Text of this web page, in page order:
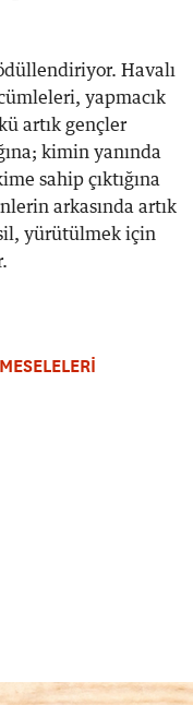
Havalı
yapmacık
artık gençler
kimin yanında
sahip çıktığına
arkasında artık
yürütülmek için